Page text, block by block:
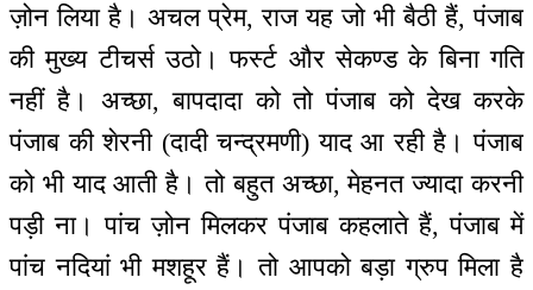
ज़ोन लिया है। अचल प्रेम, राज यह जो भी बैठी हैं, पंजाब
की मुख्य टीचर्स उठो। फर्स्ट और सेकण्ड के बिना गति
नहीं है। अच्छा, बापदादा को तो पंजाब को देख करके
पंजाब की शेरनी (दादी चन्द्रमणी) याद आ रही है। पंजाब
को भी याद आती है। तो बहुत अच्छा, मेहनत ज्यादा करनी
पड़ी ना। पांच ज़ोन मिलकर पंजाब कहलाते हैं, पंजाब में
पांच नदियां भी मशहूर हैं। तो आपको बड़ा ग्रुप मिला है